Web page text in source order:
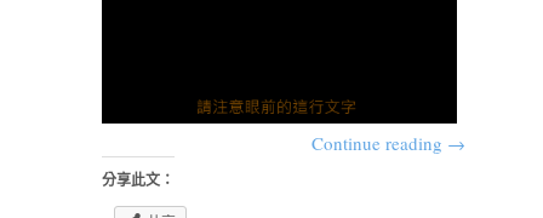
Continue reading →
分享此文：